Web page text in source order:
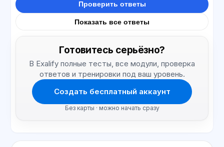
Проверить ответы
Показать все ответы
Готовитесь серьёзно?
В Exalify полные тесты, все модули, проверка
ответов и тренировки под ваш уровень.
Создать бесплатный аккаунт
Без карты · можно начать сразу